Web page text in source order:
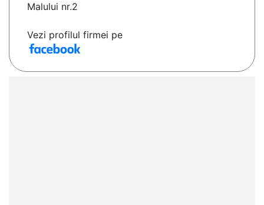
Malului nr.2
Vezi profilul firmei pe